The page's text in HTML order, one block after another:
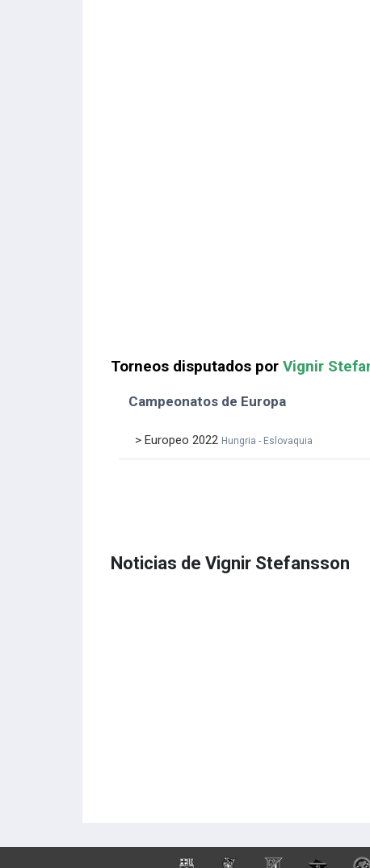
Torneos disputados por Vignir
Campeonatos de Europa
> Europeo 2022 Hungria - Eslovaquia
Noticias de Vignir Stefansson